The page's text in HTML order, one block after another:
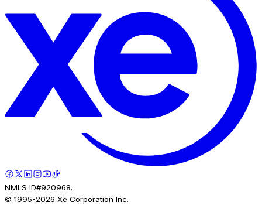
NMLS ID#920968.
© 1995-2026 Xe Corporation Inc.